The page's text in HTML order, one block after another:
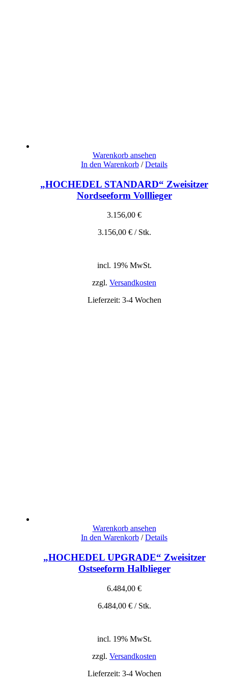
Warenkorb ansehen
In den Warenkorb / Details
„HOCHEDEL STANDARD“ Zweisitzer
Nordseeform Volllieger
3.156,00 €
3.156,00 €/ Stk.
incl. 19% MwSt.
zzgl. Versandkosten
Lieferzeit: 3-4 Wochen
Warenkorb ansehen
In den Warenkorb / Details
„HOCHEDEL UPGRADE“ Zweisitzer
Ostseeform Halblieger
6.484,00 €
6.484,00 €/ Stk.
incl. 19% MwSt.
zzgl. Versandkosten
Lieferzeit: 3-4 Wochen